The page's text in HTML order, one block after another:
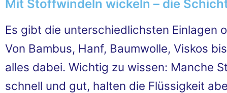
Mit Stoffwindeln wickeln – die
Es gibt die unterschiedlichsten Einlagen
Von Bambus, Hanf, Baumwolle, Viskos
alles dabei. Wichtig zu wissen: Manche
schnell und gut, halten die Flüssigkeit